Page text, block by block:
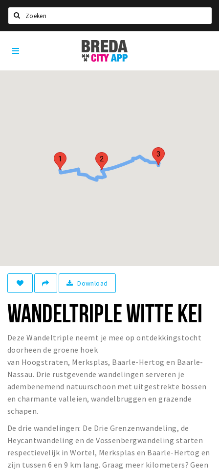
Home
Agenda
Bezienswaardigheden
Musea, theaters & podia
Uitjes & activiteiten
Toeristische routes
Natuurgebieden
Baroniepoorten
Sport
Inloggen
Breda
City
App
1 2
3
Download
WANDELTRIPLE WITTE KEI
Deze Wandeltriple neemt je mee op ontdekkingstocht
doorheen de groene hoek
van Hoogstraten, Merksplas, Baarle-Hertog en Baarle-
Nassau. Drie rustgevende wandelingen serveren je
adembenemend natuurschoon met uitgestrekte bossen
en charmante valleien, wandelbruggen en grazende
schapen.
De drie wandelingen: De Drie Grenzenwandeling, de
Heycantwandeling en de Vossenbergwandeling starten
respectievelijk in Wortel, Merksplas en Baarle-Hertog en
zijn tussen 6 en 9 km lang. Graag meer kilometers? Geen